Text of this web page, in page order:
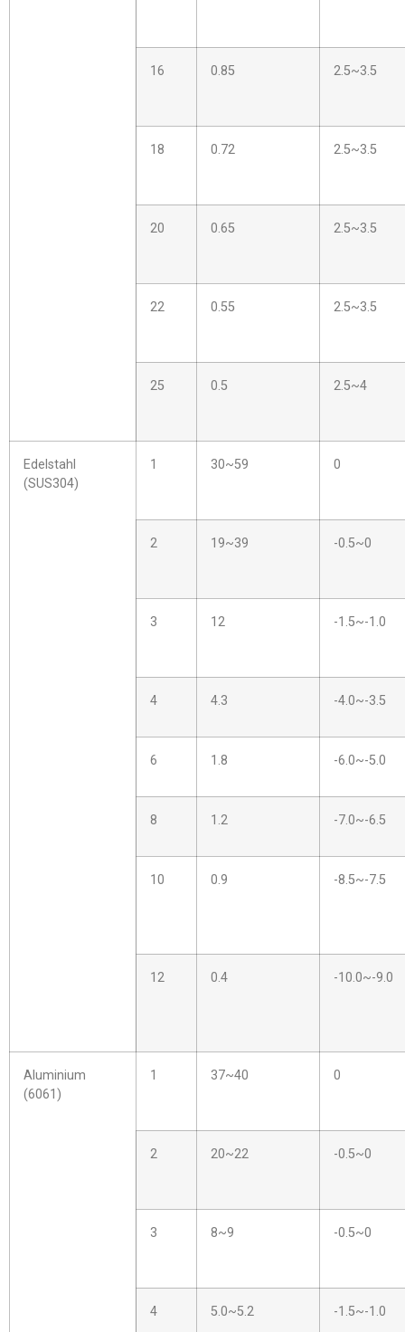
16 0.85 2.5~3.5
18 0.72 2.5~3.5
20 0.65 2.5~3.5
22 0.55 2.5~3.5
25 0.5 2.5~4
Edelstahl
(SUS304)
1 30~59 0
2 19~39 -0.5~0
3 12 -1.5~-1.0
4 4.3 -4.0~-3.5
6 1.8 -6.0~-5.0
8 1.2 -7.0~-6.5
10 0.9 -8.5~-7.5
12 0.4 -10.0~-9.0
Aluminium
(6061)
1 37~40 0
2 20~22 -0.5~0
3 8~9 -0.5~0
4 5.0~5.2 -1.5~-1.0